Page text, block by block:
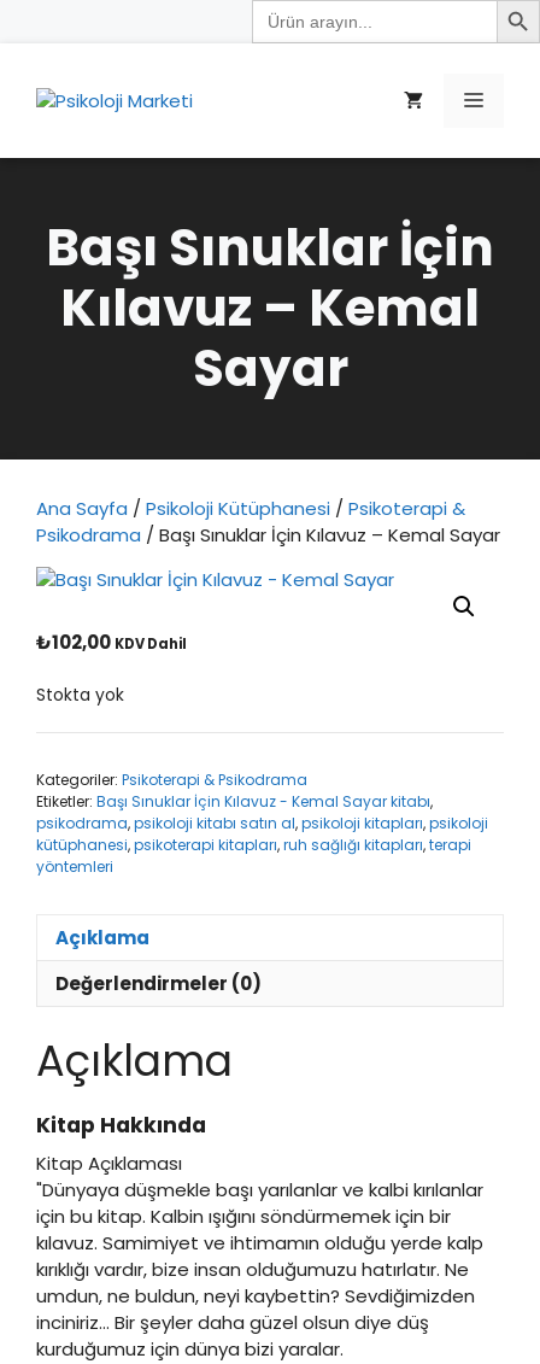
Search
for:
Menü
Başı Sınuklar İçin
Kılavuz – Kemal
Sayar
Ana Sayfa / Psikoloji Kütüphanesi / Psikoterapi &
Psikodrama / Başı Sınuklar İçin Kılavuz – Kemal Sayar
₺102,00 KDV Dahil
Stokta yok
Kategoriler: Psikoterapi & Psikodrama
Etiketler: Başı Sınuklar İçin Kılavuz - Kemal Sayar kitabı,
psikodrama,psikoloji kitabı satın al,psikoloji kitapları,psikoloji
kütüphanesi,psikoterapi kitapları,ruh sağlığı kitapları,terapi
yöntemleri
Açıklama
Değerlendirmeler (0)
Açıklama
Kitap Hakkında
Kitap Açıklaması
"Dünyaya düşmekle başı yarılanlar ve kalbi kırılanlar
için bu kitap. Kalbin ışığını söndürmemek için bir
kılavuz. Samimiyet ve ihtimamın olduğu yerde kalp
kırıklığı vardır, bize insan olduğumuzu hatırlatır. Ne
umdun, ne buldun, neyi kaybettin? Sevdiğimizden
inciniriz… Bir şeyler daha güzel olsun diye düş
kurduğumuz için dünya bizi yaralar.